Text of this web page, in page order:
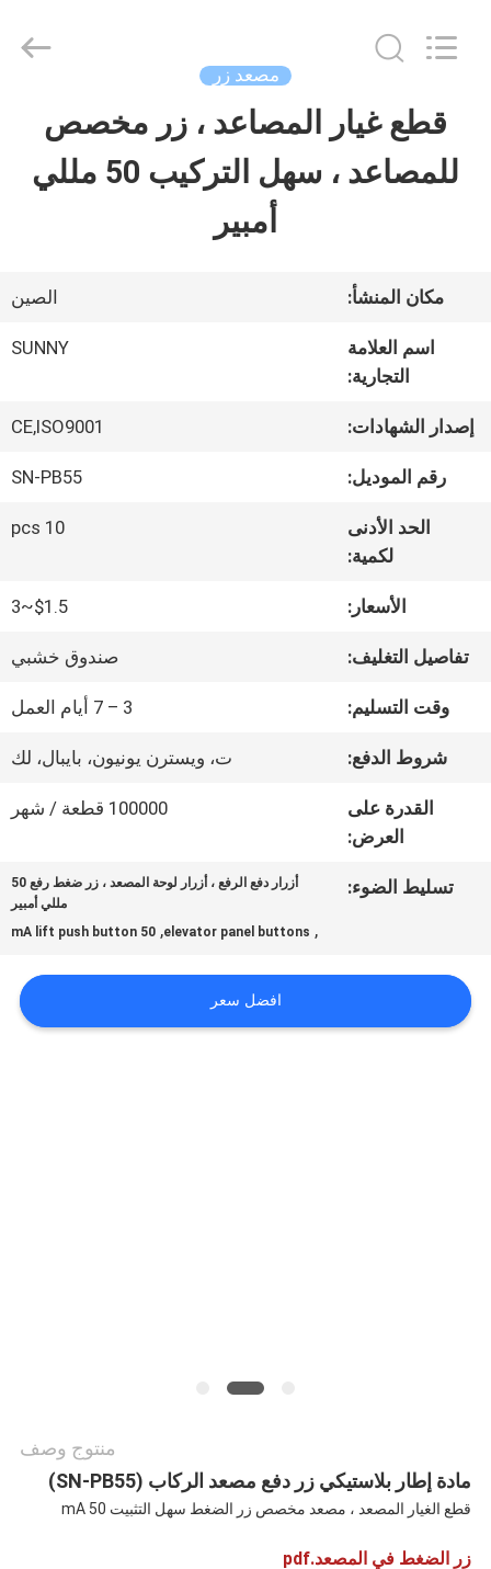
بيت
أشرطة
فيديو
معلومات
المعمل
مراقبة
الجودة
أخبار
SUNNY
مصعد زر
قطع غيار المصاعد ، زر مخصص
للمصاعد ، سهل التركيب 50 مللي
أمبير
مكان المنشأ: الصين
اسم العلامة
التجارية:
SUNNY
إصدار الشهادات: CE,ISO9001
رقم الموديل: SN-PB55
الحد الأدنى
لكمية:
10 pcs
الأسعار: $1.5~3
تفاصيل التغليف: صندوق خشبي
وقت التسليم: 3 – 7 أيام العمل
شروط الدفع: ت، ويسترن يونيون، بايبال، لك
القدرة على
العرض:
100000 قطعة / شهر
تسليط الضوء:
أزرار دفع الرفع ، أزرار لوحة المصعد ، زر ضغط رفع 50
مللي أمبير
,
elevator panel buttons
,
50 mA lift push button
افضل سعر
منتوج وصف
مادة إطار بلاستيكي زر دفع مصعد الركاب (SN-PB55)
قطع الغيار المصعد ، مصعد مخصص زر الضغط سهل التثبيت 50 mA
زر الضغط في المصعد.pdf